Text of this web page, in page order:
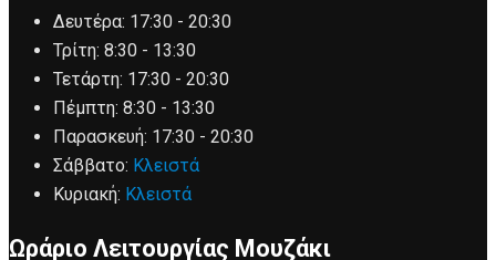
Δευτέρα: 17:30 - 20:30
Τρίτη: 8:30 - 13:30
Τετάρτη: 17:30 - 20:30
Πέμπτη: 8:30 - 13:30
Παρασκευή: 17:30 - 20:30
Σάββατο: Κλειστά
Κυριακή: Κλειστά
Ωράριο Λειτουργίας Μουζάκι